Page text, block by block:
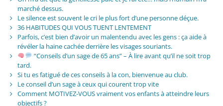
marché dessus.
Le silence est souvent le cri le plus fort d’une personne déçue.
36 HABITUDES QUI VOUS TUENT LENTEMENT
Parfois, c’est bien d’avoir un malentendu avec les gens : ça aide à
révéler la haine cachée derrière les visages souriants.
“Conseils d’un sage de 65 ans” – À lire avant qu’il ne soit trop
tard.
Si tu es fatigué de ces conseils à la con, bienvenue au club.
Le conseil d’un sage à ceux qui courent trop vite
Comment MOTIVEZ-VOUS vraiment vos enfants à atteindre leurs
objectifs ?